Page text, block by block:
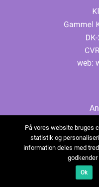
web:
På vores website bruges
statistik og
information deles med
Ok